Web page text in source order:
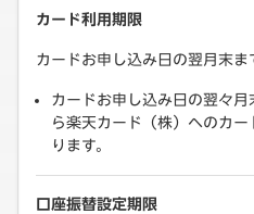
カード利用期限
カードお申し込み日の翌月末ま
カードお申し込み日の翌々
ら楽天カード（株）へのカ
ります。
口座振替設定期限